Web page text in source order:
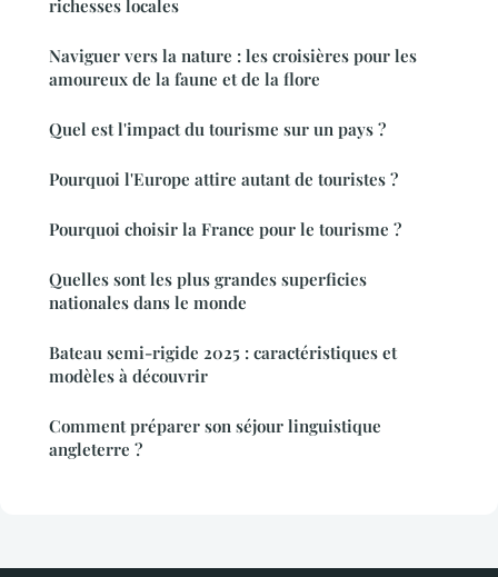
richesses locales
Naviguer vers la nature : les croisières pour les
amoureux de la faune et de la flore
Quel est l'impact du tourisme sur un pays ?
Pourquoi l'Europe attire autant de touristes ?
Pourquoi choisir la France pour le tourisme ?
Quelles sont les plus grandes superficies
nationales dans le monde
Bateau semi-rigide 2025 : caractéristiques et
modèles à découvrir
Comment préparer son séjour linguistique
angleterre ?